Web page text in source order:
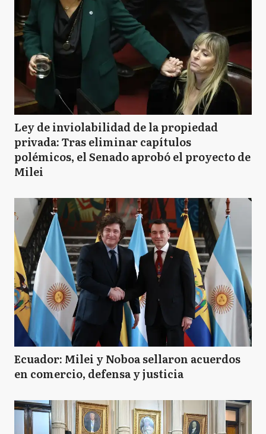
Ley de inviolabilidad de la propiedad
privada: Tras eliminar capítulos
polémicos, el Senado aprobó el proyecto de
Milei
Ecuador: Milei y Noboa sellaron acuerdos
en comercio, defensa y justicia